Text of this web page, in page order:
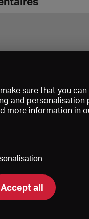
sure that you
and personalisation
more information in
Accept all